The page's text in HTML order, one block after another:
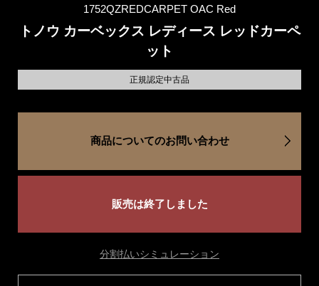
1752QZREDCARPET OAC Red
トノウ カーベックス レディース レッドカーペ
ット
正規認定中古品
商品についてのお問い合わせ
販売は終了しました
分割払いシミュレーション